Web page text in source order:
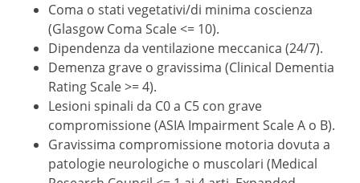
Coma o stati vegetativi/di minima coscienza
(Glasgow Coma Scale <= 10).
Dipendenza da ventilazione meccanica (24/7).
Demenza grave o gravissima (Clinical Dementia
Rating Scale >= 4).
Lesioni spinali da C0 a C5 con grave
compromissione (ASIA Impairment Scale A o B).
Gravissima compromissione motoria dovuta a
patologie neurologiche o muscolari (Medical